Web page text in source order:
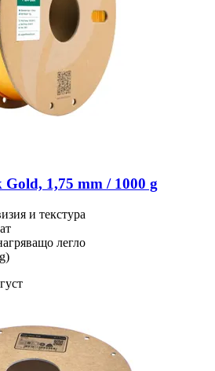
1,75 mm / 1000 g
и текстура
легло